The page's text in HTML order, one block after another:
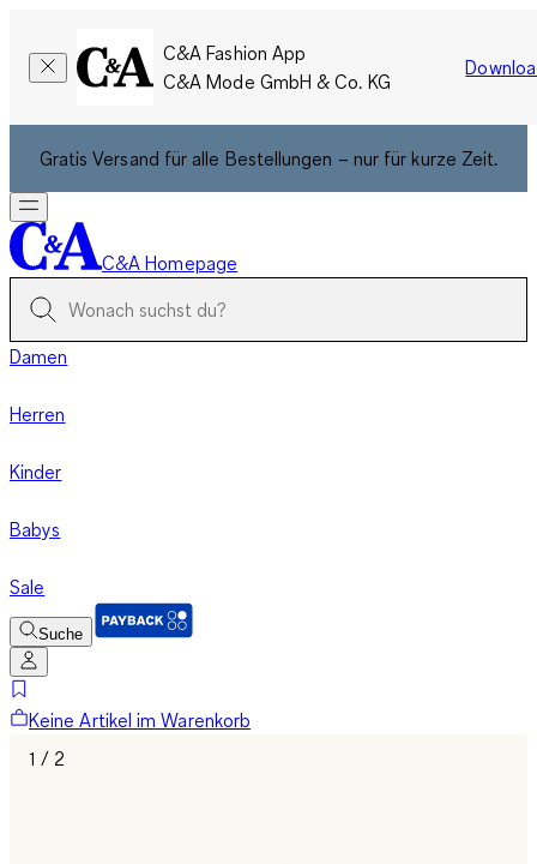
C&A Fashion App
C&A Mode GmbH & Co. KG
Gratis Versand für alle Bestellungen – nur für kurze Zeit.
C&A Homepage
Damen
Herren
Kinder
Babys
Sale
Suche
Keine Artikel im Warenkorb
1 / 2